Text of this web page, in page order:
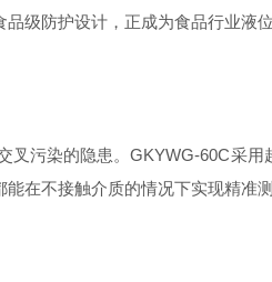
级防护设计，正成为食品行业液
叉污染的隐患。GKYWG-60C采用
在不接触介质的情况下实现精准